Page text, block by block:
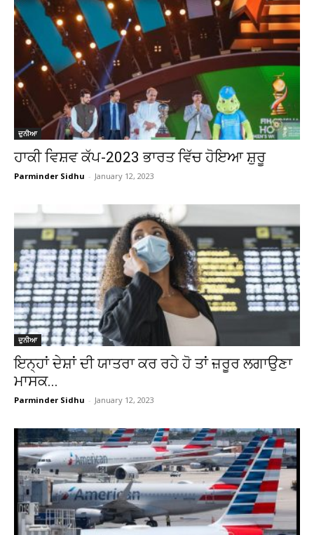
ਦੁਨੀਆ
ਹਾਕੀ ਵਿਸ਼ਵ ਕੱਪ-2023 ਭਾਰਤ ਵਿੱਚ ਹੋਇਆ ਸ਼ੁਰੂ
Parminder Sidhu - January 12, 2023
ਦੁਨੀਆ
ਇਨ੍ਹਾਂ ਦੇਸ਼ਾਂ ਦੀ ਯਾਤਰਾ ਕਰ ਰਹੇ ਹੋ ਤਾਂ ਜ਼ਰੂਰ ਲਗਾਉਣਾ
ਮਾਸਕ...
Parminder Sidhu - January 12, 2023